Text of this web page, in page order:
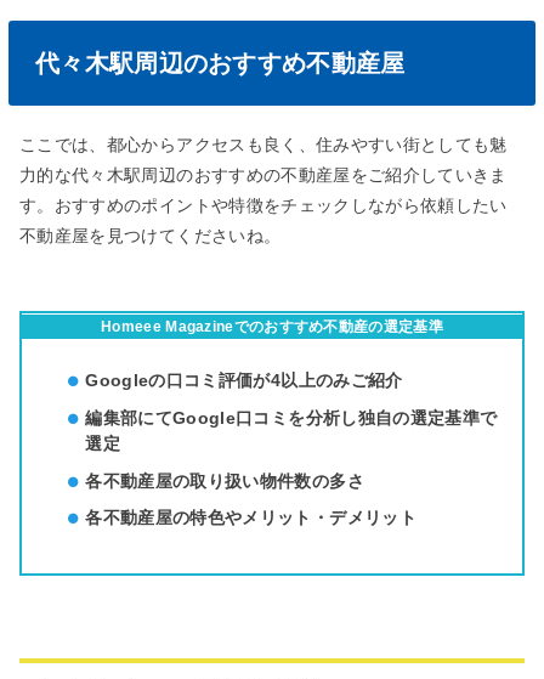
代々木駅周辺のおすすめ不動産屋
ここでは、都心からアクセスも良く、住みやすい街としても魅
力的な代々木駅周辺のおすすめの不動産屋をご紹介していきま
す。おすすめのポイントや特徴をチェックしながら依頼したい
不動産屋を見つけてくださいね。
Homeee Magazineでのおすすめ不動産の選定基準
Googleの口コミ評価が4以上のみご紹介
編集部にてGoogle口コミを分析し独自の選定基準で
選定
各不動産屋の取り扱い物件数の多さ
各不動産屋の特色やメリット・デメリット